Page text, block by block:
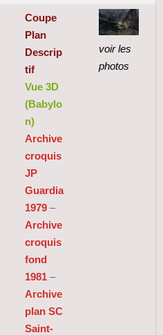
Coupe
Plan
Descrip
tif
Vue 3D
(Babylo
n)
Archive
croquis
JP
Guardia
1979 –
Archive
croquis
fond
1981 –
Archive
plan SC
Saint-
voir les
photos